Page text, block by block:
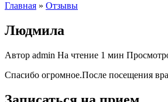
Главная » Отзывы
Людмила
Автор admin На чтение 1 мин
Спасибо огромное.После посещения